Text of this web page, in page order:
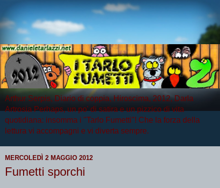
Arthur Serpis, Diario di coppia, Hiroscima, 2012, Darla
Artrosia Perhaps, un po' di satira e un pizzico di vita
quotidiana: insomma i "Tarlo Fumetti"! Che la forza della
lettura vi accompagni e vi diverta sempre.
MERCOLEDÌ 2 MAGGIO 2012
Fumetti sporchi